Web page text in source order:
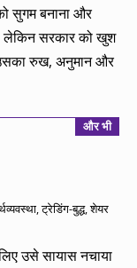
सुगम बनाना और
लेकिन सरकार को खुश
रुख, अनुमान और
और भी
,ट्रेडिंग-बुद्ध,शेयर
उसे सायास नचाया